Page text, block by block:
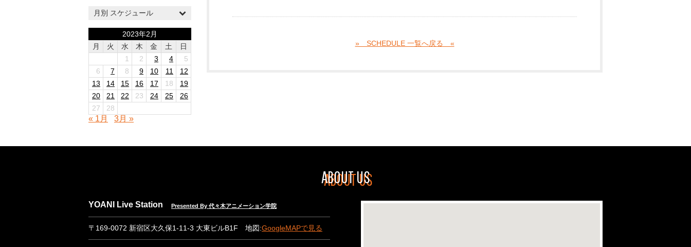
月別 スケジュール
2023年2月
月
火 水 木 金 土
日
1
2 3 4
5
6
7 8 9 10 11
12
13
14 15 16 17 18
19
20
21 22 23 24 25
26
27
28
« 1月 3月 »
» SCHEDULE 一覧へ戻る «
ABOUT US
YOANI Live Station Presented By 代々木アニメーション学院
〒169-0072 新宿区大久保1-11-3 大東ビルB1F 地図:GoogleMAPで見る